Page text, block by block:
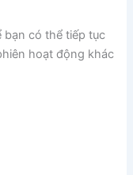
có thể tiếp tục
hoạt động khác